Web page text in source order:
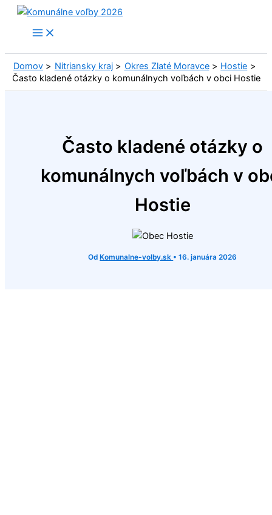
Preskočiť
Domov Nitriansky kraj Okres Zlaté Moravce
Hostie
Často kladené otázky o komunálnych voľbách v obci Hostie
Často kladené otázky o
komunálnych voľbách v
Hostie
Od Komunalne-volby.sk •16. januára 2026